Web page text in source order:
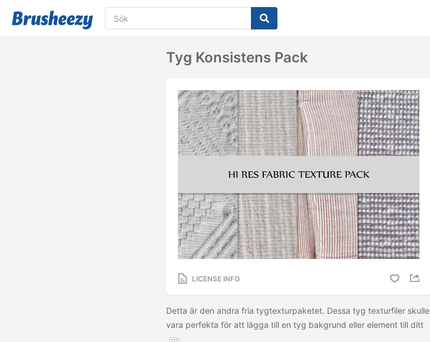
Tyg Konsistens Pack
LICENSE INFO
Detta är den andra fria tygtexturpaketet. Dessa tyg texturfiler skulle
vara perfekta för att lägga till en tyg bakgrund eller element till ditt